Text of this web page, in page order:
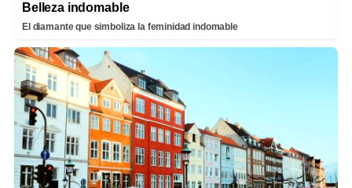
Belleza indomable
El diamante que simboliza la feminidad indomable